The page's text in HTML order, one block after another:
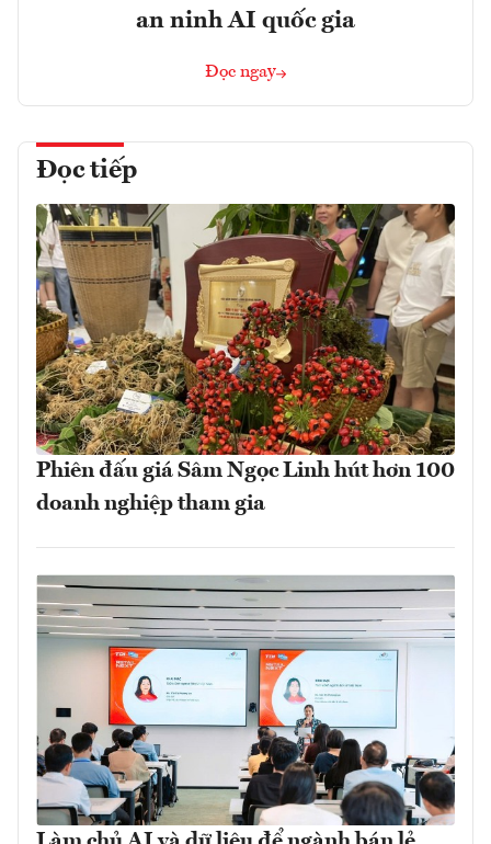
an ninh AI quốc gia
Đọc ngay
Đọc tiếp
Phiên đấu giá Sâm Ngọc Linh hút hơn 100
doanh nghiệp tham gia